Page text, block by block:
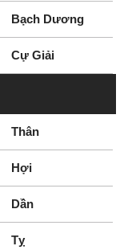
Bạch Dương
Cự Giải
Thân
Hợi
Dần
Tỵ